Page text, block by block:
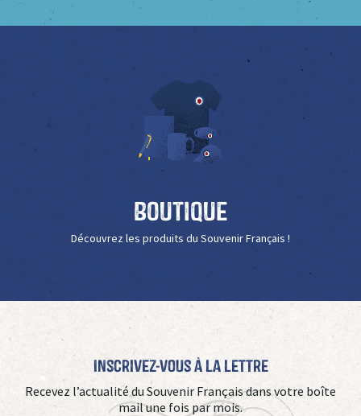
Boutique
Découvrez les produits du Souvenir Français !
Inscrivez-vous à La Lettre
Recevez l’actualité du Souvenir Français dans votre boîte
mail une fois par mois.